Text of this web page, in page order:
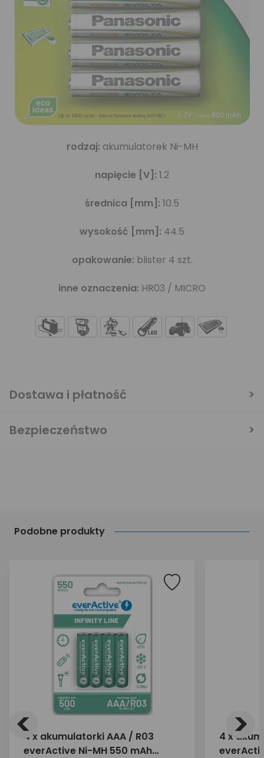
Podobne produkty
4 x akumulatorki AAA / R03
everActive Ni-MH 550 mAh
4 x
< >
rodzaj: akumulatorek Ni-MH
napięcie [V]: 1.2
średnica [mm]: 10.5
wysokość [mm]: 44.5
opakowanie: blister 4 szt.
inne oznaczenia: HR03 / MICRO
Dostawa i płatność
Bezpieczeństwo